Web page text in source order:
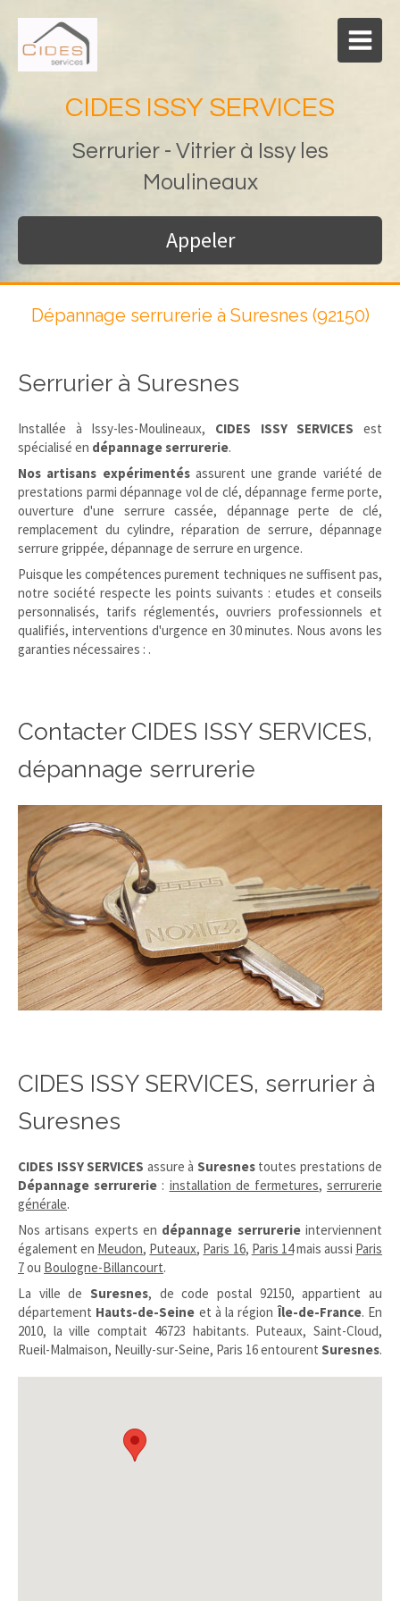
CIDES ISSY SERVICES
Serrurier - Vitrier à Issy les
Moulineaux
Appeler
Dépannage serrurerie à Suresnes (92150)
Serrurier à Suresnes
Installée à Issy-les-Moulineaux, CIDES ISSY SERVICES est
spécialisé en dépannage serrurerie.
Nos artisans expérimentésassurent une grande variété de
prestations parmi dépannage vol de clé, dépannage ferme porte,
ouverture d'une serrure cassée, dépannage perte de clé,
remplacement du cylindre, réparation de serrure, dépannage
serrure grippée, dépannage de serrure en urgence.
Puisque les compétences purement techniques ne suffisent pas,
notre société respecte les points suivants : etudes et conseils
personnalisés, tarifs réglementés, ouvriers professionnels et
qualifiés, interventions d'urgence en 30 minutes. Nous avons les
garanties nécessaires : .
Contacter CIDES ISSY SERVICES,
dépannage serrurerie
CIDES ISSY SERVICES, serrurier à
Suresnes
CIDES ISSY SERVICES assure à Suresnestoutes prestations de
Dépannage serrurerie : installation de fermetures,serrurerie
générale.
Nos artisans experts en dépannage serrurerieinterviennent
également en Meudon, Puteaux, Paris 16, Paris 14mais aussi Paris
7ou Boulogne-Billancourt.
La ville de Suresnes, de code postal 92150, appartient au
département Hauts-de-Seine et à la régionÎle-de-France. En
2010, la ville comptait 46723 habitants. Puteaux, Saint-Cloud,
Rueil-Malmaison, Neuilly-sur-Seine, Paris 16 entourent Suresnes.